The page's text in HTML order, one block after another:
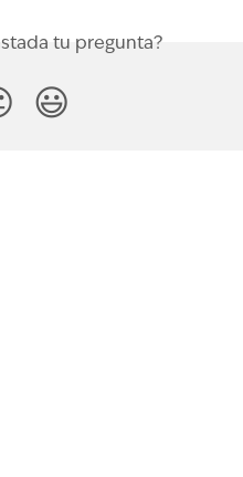
tu pregunta?
😃